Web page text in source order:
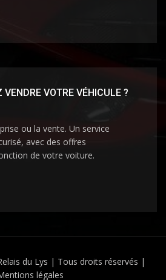
VOTRE VÉHICULE ?
ou la vente. Un service
avec des offres
de votre voiture.
du Lys | Tous droits réservés |
légales